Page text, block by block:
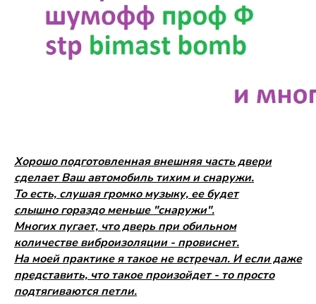
Хорошо подготовленная внешняя часть двери
сделает Ваш автомобиль тихим и снаружи.
То есть, слушая громко музыку, ее будет
слышно гораздо меньше "снаружи".
Многих пугает, что дверь при обильном
количестве виброизоляции - провиснет.
На моей практике я такое не встречал. И если даже
представить, что такое произойдет - то просто
подтягиваются петли.